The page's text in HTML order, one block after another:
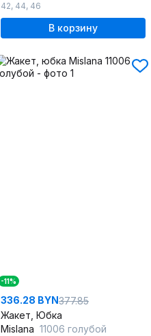
42, 44, 46
В корзину
-11%
336.28 BYN377.85
Жакет, Юбка
Mislana 11006 голубой